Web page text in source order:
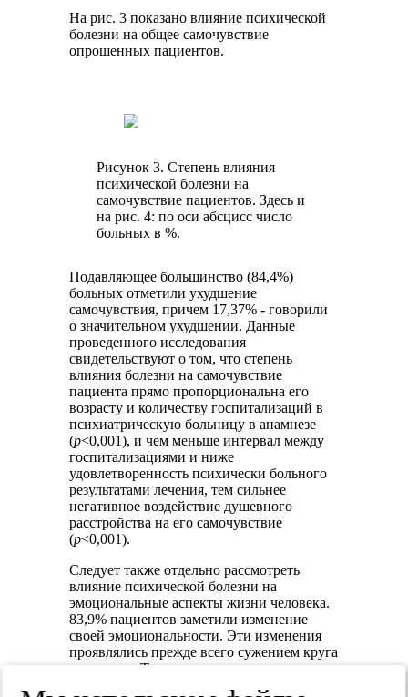
На рис. 3 показано влияние психической
болезни на общее самочувствие
опрошенных пациентов.
Рисунок 3. Степень влияния
психической болезни на
самочувствие пациентов. Здесь и
на рис. 4: по оси абсцисс число
больных в %.
Подавляющее большинство (84,4%)
больных отметили ухудшение
самочувствия, причем 17,37% - говорили
о значительном ухудшении. Данные
проведенного исследования
свидетельствуют о том, что степень
влияния болезни на самочувствие
пациента прямо пропорциональна его
возрасту и количеству госпитализаций в
психиатрическую больницу в анамнезе
(р<0,001), и чем меньше интервал между
госпитализациями и ниже
удовлетворенность психически больного
результатами лечения, тем сильнее
негативное воздействие душевного
расстройства на его самочувствие
(р<0,001).
Следует также отдельно рассмотреть
влияние психической болезни на
эмоциональные аспекты жизни человека.
83,9% пациентов заметили изменение
своей эмоцио­нальности. Эти изменения
проявлялись прежде всего сужением круга
интересов. Такого рода изменения